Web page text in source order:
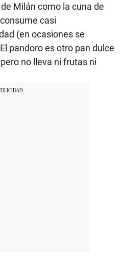
Milán como la cuna de
casi
(en ocasiones se
pandoro es otro pan dulce
no lleva ni frutas ni